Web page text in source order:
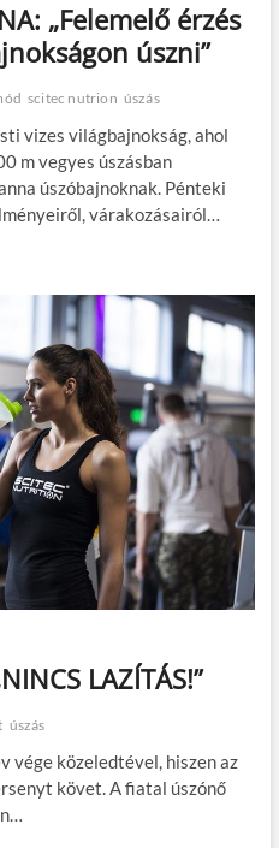
„Felemelő érzés
úszni”
scitec nutrion úszás
vizes világbajnokság, ahol
m vegyes úszásban
úszóbajnoknak. Pénteki
várakozásairól…
LAZÍTÁS!”
úszás
vége közeledtével, hiszen az
követ. A fiatal úszónő